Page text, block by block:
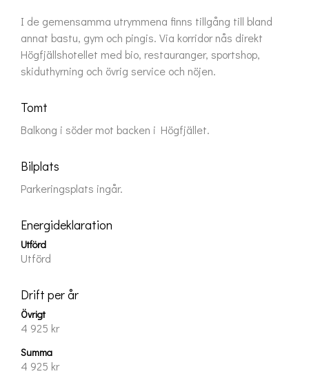
I de gemensamma utrymmena finns tillgång till bland
annat bastu, gym och pingis. Via korridor nås direkt
Högfjällshotellet med bio, restauranger, sportshop,
skiduthyrning och övrig service och nöjen.
Tomt
Balkong i söder mot backen i Högfjället.
Bilplats
Parkeringsplats ingår.
Energideklaration
Utförd
Utförd
Drift per år
Övrigt
4 925 kr
Summa
4 925 kr